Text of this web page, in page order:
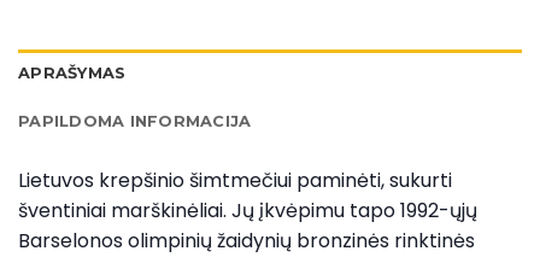
APRAŠYMAS
PAPILDOMA INFORMACIJA
Lietuvos krepšinio šimtmečiui paminėti, sukurti
šventiniai marškinėliai. Jų įkvėpimu tapo 1992-ųjų
Barselonos olimpinių žaidynių bronzinės rinktinės